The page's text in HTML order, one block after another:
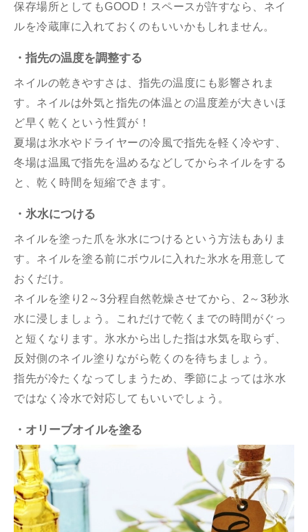
保存場所としてもGOOD！スペースが許すなら、ネイ
ルを冷蔵庫に入れておくのもいいかもしれません。
・指先の温度を調整する
ネイルの乾きやすさは、指先の温度にも影響されま
す。ネイルは外気と指先の体温との温度差が大きいほ
ど早く乾くという性質が！
夏場は氷水やドライヤーの冷風で指先を軽く冷やす、
冬場は温風で指先を温めるなどしてからネイルをする
と、乾く時間を短縮できます。
・氷水につける
ネイルを塗った爪を氷水につけるという方法もありま
す。ネイルを塗る前にボウルに入れた氷水を用意して
おくだけ。
ネイルを塗り2～3分程自然乾燥させてから、2～3秒氷
水に浸しましょう。これだけで乾くまでの時間がぐっ
と短くなります。氷水から出した指は水気を取らず、
反対側のネイル塗りながら乾くのを待ちましょう。
指先が冷たくなってしまうため、季節によっては氷水
ではなく冷水で対応してもいいでしょう。
・オリーブオイルを塗る